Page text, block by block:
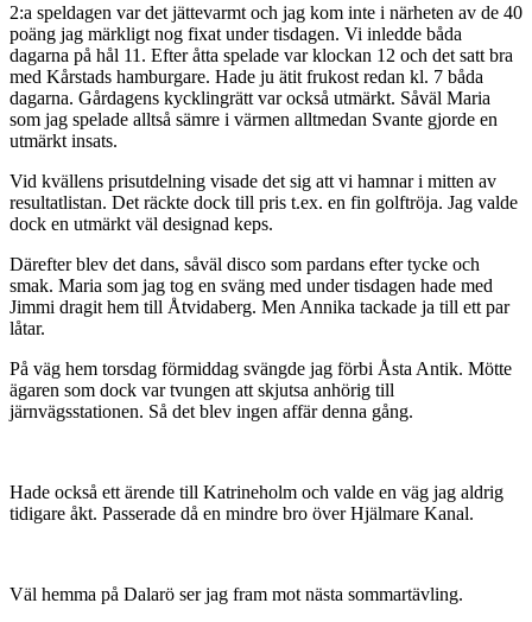
2:a speldagen var det jättevarmt och jag kom inte i närheten av de 40
poäng jag märkligt nog fixat under tisdagen. Vi inledde båda
dagarna på hål 11. Efter åtta spelade var klockan 12 och det satt bra
med Kårstads hamburgare. Hade ju ätit frukost redan kl. 7 båda
dagarna. Gårdagens kycklingrätt var också utmärkt. Såväl Maria
som jag spelade alltså sämre i värmen alltmedan Svante gjorde en
utmärkt insats.
Vid kvällens prisutdelning visade det sig att vi hamnar i mitten av
resultatlistan. Det räckte dock till pris t.ex. en fin golftröja. Jag valde
dock en utmärkt väl designad keps.
Därefter blev det dans, såväl disco som pardans efter tycke och
smak. Maria som jag tog en sväng med under tisdagen hade med
Jimmi dragit hem till Åtvidaberg. Men Annika tackade ja till ett par
låtar.
På väg hem torsdag förmiddag svängde jag förbi Åsta Antik. Mötte
ägaren som dock var tvungen att skjutsa anhörig till
järnvägsstationen. Så det blev ingen affär denna gång.
Hade också ett ärende till Katrineholm och valde en väg jag aldrig
tidigare åkt. Passerade då en mindre bro över Hjälmare Kanal.
Väl hemma på Dalarö ser jag fram mot nästa sommartävling.